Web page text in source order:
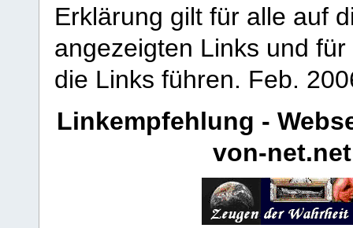
Erklärung gilt für alle auf
angezeigten Links und
die Links führen. Feb.
Linkempfehlung -
von-net.net